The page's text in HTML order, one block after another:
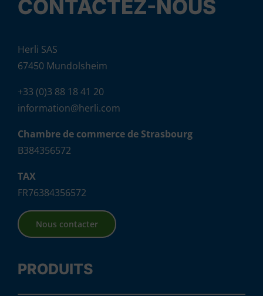
CONTACTEZ-NOUS
Herli SAS
67450 Mundolsheim
+33 (0)3 88 18 41 20
information@herli.com
Chambre de commerce de Strasbourg
B384356572
TAX
FR76384356572
Nous contacter
PRODUITS